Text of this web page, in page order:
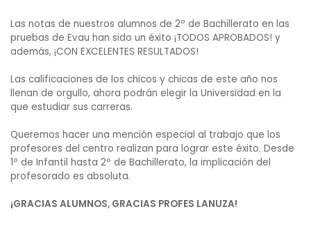
Las notas de nuestros alumnos de 2º de Bachillerato en las
pruebas de Evau han sido un éxito ¡TODOS APROBADOS! y
además, ¡CON EXCELENTES RESULTADOS!
Las calificaciones de los chicos y chicas de este año nos
llenan de orgullo, ahora podrán elegir la Universidad en la
que estudiar sus carreras.
Queremos hacer una mención especial al trabajo que los
profesores del centro realizan para lograr este éxito. Desde
1º de Infantil hasta 2º de Bachillerato, la implicación del
profesorado es absoluta.
¡GRACIAS ALUMNOS, GRACIAS PROFES LANUZA!